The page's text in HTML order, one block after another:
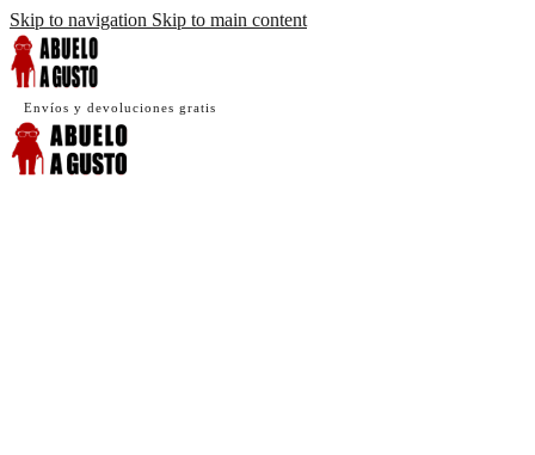
Skip to navigation Skip to main content
Envíos y devoluciones gratis